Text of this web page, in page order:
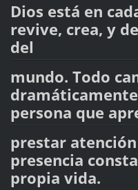
Dios está en
revive, crea, y
del
mundo. Todo
persona que
prestar
presencia
propia vida.